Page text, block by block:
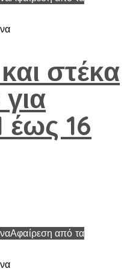
στέκα
έως 16
Αφαίρεση από τα